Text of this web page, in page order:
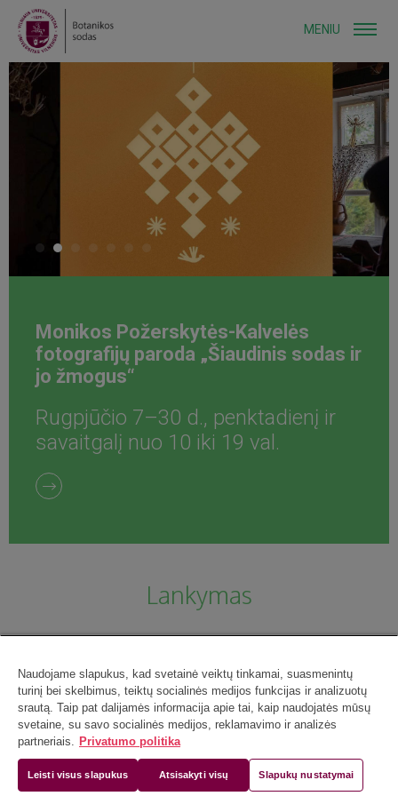
MENIU
Monikos Požerskytės-Kalvelės
fotografijų paroda „Šiaudinis sodas ir
jo žmogus“
Rugpjūčio 7–30 d., penktadienį ir
savaitgalį nuo 10 iki 19 val.
Lankymas
Naudojame slapukus, kad svetainė veiktų tinkamai, suasmenintų
turinį bei skelbimus, teiktų socialinės medijos funkcijas ir analizuotų
srautą. Taip pat dalijamės informacija apie tai, kaip naudojatės mūsų
svetaine, su savo socialinės medijos, reklamavimo ir analizės
partneriais. Privatumo politika
Leisti visus slapukus Atsisakyti visų Slapukų nustatymai